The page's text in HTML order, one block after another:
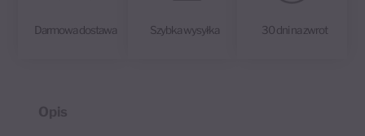
Darmowa dostawa Szybka wysyłka 30 dni na zwrot